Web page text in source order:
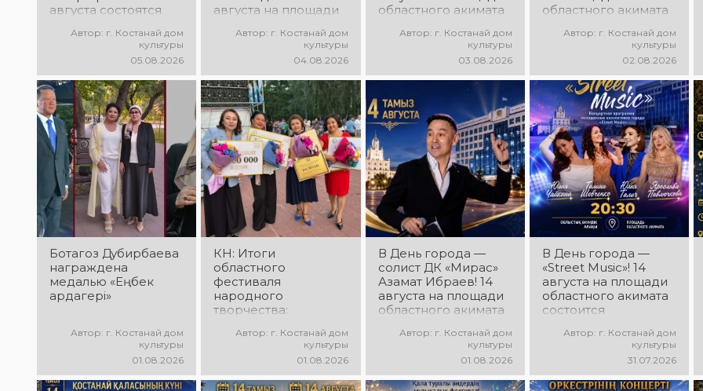
августа состоятся
награждения
победителей и гала-
Международного
конкурса
вокалистов! Вас
ждут яркие
выступления лучших
исполнителей,
незабываемые
эмоции и особая
праздничная
атмосфера!
Автор: г. Костанай дом
культуры
05.08.2026
августа на площади
состоится фестиваль
участием детских
творческих
коллективов
проекта «Даму бала»!
Вас ждут яркие
выступления юных
талантов,
прекрасные песни,
зажигательные
танцы и
праздничное
настроение!
Автор: г. Костанай дом
культуры
04.08.2026
областного акимата
концертная
ансамбля танца
«Карнавал»!
ансамбля — Шамиль
Фахрутдинов. Вас
ждут зрелищные
хореографические
постановки, яркие
образы,
зажигательные
ритмы и
праздничное
настроение!
Автор: г. Костанай дом
культуры
03.08.2026
областного акимата
праздничная DJ-
программа! Вас ждут
современные
музыкальные хиты,
зажигательные
ритмы, мощная
энергия и яркие
эмоции!
Автор: г. Костанай дом
культуры
02.08.2026
Ботагоз Дубирбаева
награждена
медалью «Еңбек
ардагері»
Автор: г. Костанай дом
культуры
01.08.2026
КН: Итоги
областного
фестиваля
народного
творчества:
Автор: г. Костанай дом
культуры
01.08.2026
В День города —
солист ДК «Мирас»
Азамат Ибраев! 14
августа на площади
областного акимата
концертная
программа Азамата
Ибраева! Вас ждут
любимые песни,
Автор: г. Костанай дом
культуры
01.08.2026
В День города —
«Street Music»! 14
августа на площади
областного акимата
состоится
программа
коллективов города
«Street Music»! Вас
Автор: г. Костанай дом
культуры
31.07.2026